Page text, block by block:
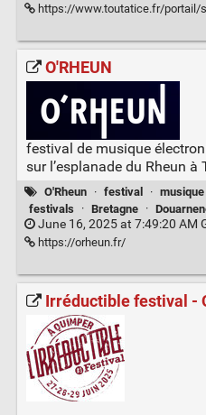
https://www.toutatice.fr/portail/
O'RHEUN
festival de musique
sur l’esplanade du Rheun à
O'Rheun · festival · musique
festivals
· Bretagne ·
June 16, 2025 at 7:49:20 AM
https://orheun.fr/
Irréductible festival -